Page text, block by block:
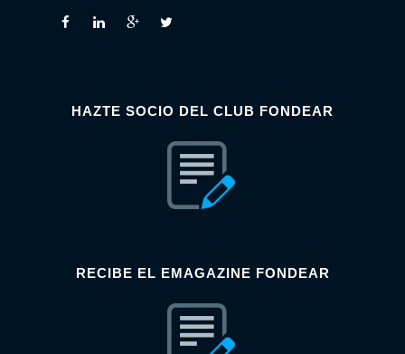
HAZTE SOCIO DEL CLUB FONDEAR
RECIBE EL EMAGAZINE FONDEAR